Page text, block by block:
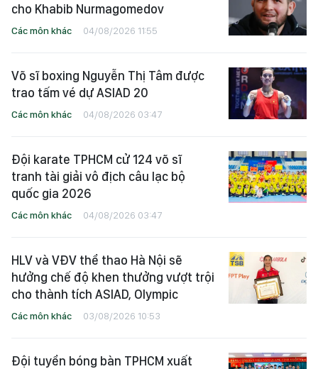
cho Khabib Nurmagomedov
Các môn khác 04/08/2026 11:55
Võ sĩ boxing Nguyễn Thị Tâm được
trao tấm vé dự ASIAD 20
Các môn khác 04/08/2026 03:47
Đội karate TPHCM cử 124 võ sĩ
tranh tài giải vô địch câu lạc bộ
quốc gia 2026
Các môn khác 04/08/2026 03:47
HLV và VĐV thể thao Hà Nội sẽ
hưởng chế độ khen thưởng vượt trội
cho thành tích ASIAD, Olympic
Các môn khác 03/08/2026 10:53
Đội tuyển bóng bàn TPHCM xuất